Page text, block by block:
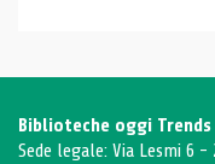
Biblioteche oggi Trends
Sede legale: Via Lesmi 6 -